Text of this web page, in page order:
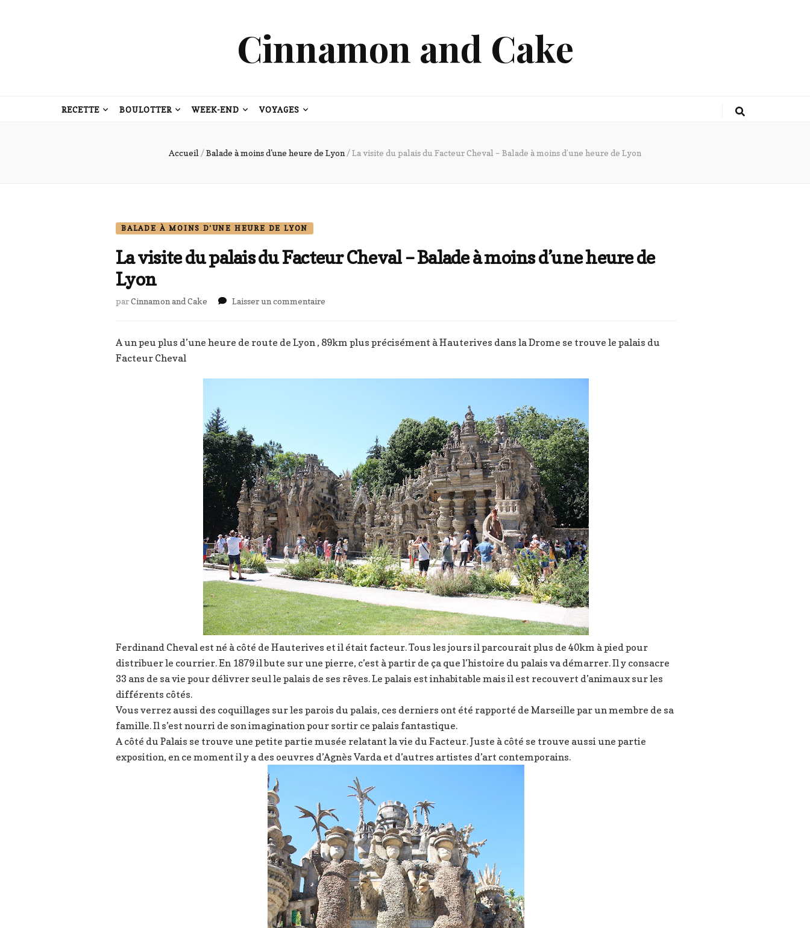
Cinnamon and Cake
RECETTE BOULOTTER WEEK-END VOYAGES
Accueil /Balade à moins d'une heure de Lyon /La visite du palais du Facteur Cheval – Balade à moins d’une heure de Lyon
BALADE À MOINS D'UNE HEURE DE LYON
La visite du palais du Facteur Cheval – Balade à moins d’une heure de
Lyon
parCinnamon and Cake Laisser un commentaire
du
Facteur
heure
de
Lyon
A un peu plus d’une heure de route de Lyon , 89km plus précisément à Hauterives dans la Drome se trouve le palais du
Facteur Cheval
Ferdinand Cheval est né à côté de Hauterives et il était facteur. Tous les jours il parcourait plus de 40km à pied pour
distribuer le courrier. En 1879 il bute sur une pierre, c’est à partir de ça que l’histoire du palais va démarrer. Il y consacre
33 ans de sa vie pour délivrer seul le palais de ses rêves. Le palais est inhabitable mais il est recouvert d’animaux sur les
différents côtés.
Vous verrez aussi des coquillages sur les parois du palais, ces derniers ont été rapporté de Marseille par un membre de sa
famille. Il s’est nourri de son imagination pour sortir ce palais fantastique.
A côté du Palais se trouve une petite partie musée relatant la vie du Facteur. Juste à côté se trouve aussi une partie
exposition, en ce moment il y a des oeuvres d’Agnès Varda et d’autres artistes d’art contemporains.